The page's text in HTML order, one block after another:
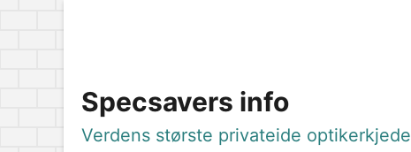
Specsavers info
Verdens største privateide optikerkjede